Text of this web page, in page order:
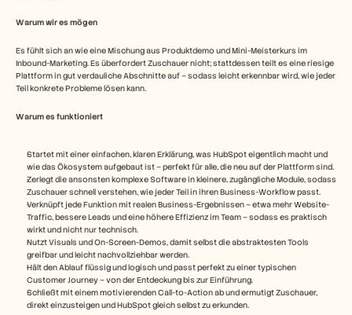
Warum wir es mögen
Es fühlt sich an wie eine Mischung aus Produktdemo und Mini-Meisterkurs im
Inbound-Marketing. Es überfordert Zuschauer nicht; stattdessen teilt es eine riesige
Plattform in gut verdauliche Abschnitte auf – sodass leicht erkennbar wird, wie jeder
Teil konkrete Probleme lösen kann.
Warum es funktioniert
Startet mit einer einfachen, klaren Erklärung, was HubSpot eigentlich macht und
wie das Ökosystem aufgebaut ist – perfekt für alle, die neu auf der Plattform sind.
Zerlegt die ansonsten komplexe Software in kleinere, zugängliche Module, sodass
Zuschauer schnell verstehen, wie jeder Teil in ihren Business-Workflow passt.
Verknüpft jede Funktion mit realen Business-Ergebnissen – etwa mehr Website-
Traffic, bessere Leads und eine höhere Effizienz im Team – sodass es praktisch
wirkt und nicht nur technisch.
Nutzt Visuals und On-Screen-Demos, damit selbst die abstraktesten Tools
greifbar und leicht nachvollziehbar werden.
Hält den Ablauf flüssig und logisch und passt perfekt zu einer typischen
Customer Journey – von der Entdeckung bis zur Einführung.
Schließt mit einem motivierenden Call-to-Action ab und ermutigt Zuschauer,
direkt einzusteigen und HubSpot gleich selbst zu erkunden.